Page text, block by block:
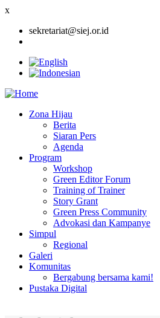
x
sekretariat@siej.or.id
navigation
Zona Hijau
Berita
Siaran Pers
Agenda
Program
Workshop
Green Editor Forum
Training of Trainer
Story Grant
Green Press Community
Advokasi dan Kampanye
Simpul
Regional
Galeri
Komunitas
Bergabung bersama kami!
Pustaka Digital